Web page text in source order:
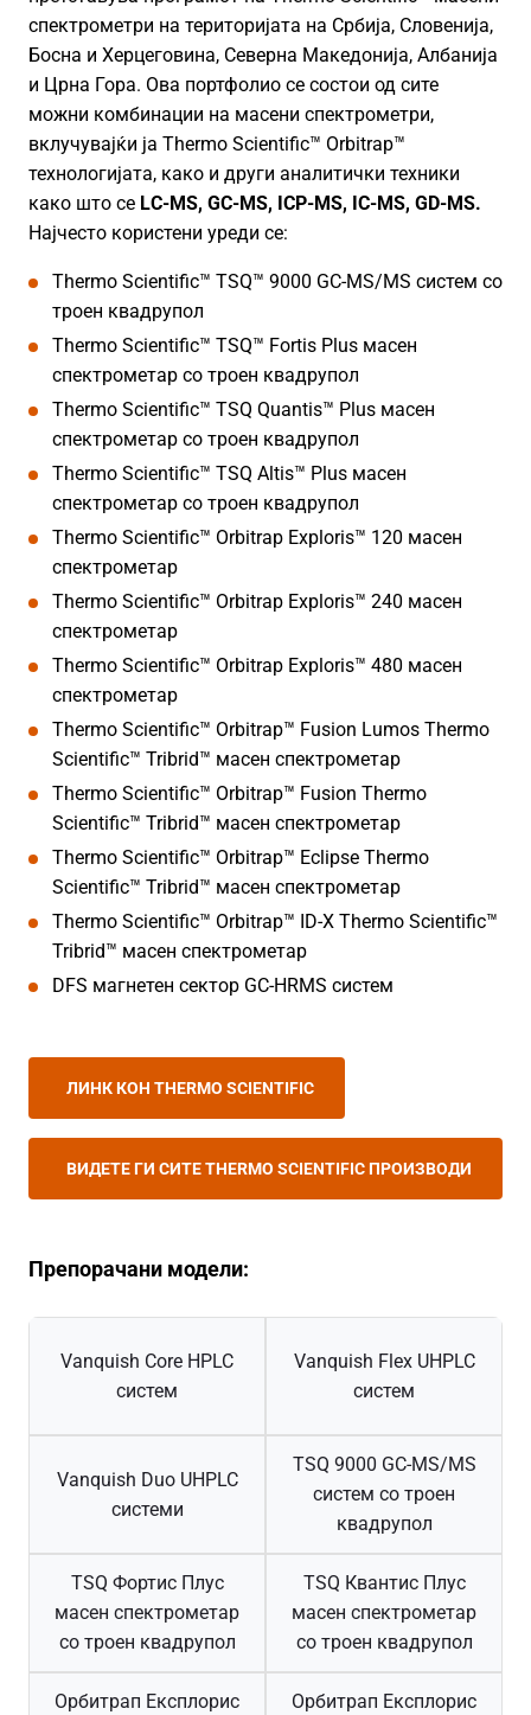
спектрометри на територијата на Србија, Словенија,
Босна и Херцеговина, Северна Македонија, Албанија
и Црна Гора. Ова портфолио се состои од сите
можни комбинации на масени спектрометри,
вклучувајќи ја Thermo Scientific™ Orbitrap™
технологијата, како и други аналитички техники
како што се LC-MS, GC-MS, ICP-MS, IC-MS, GD-MS.
Најчесто користени уреди се:
Thermo Scientific™ TSQ™ 9000 GC-MS/MS систем со
троен квадрупол
Thermo Scientific™ TSQ™ Fortis Plus масен
спектрометар со троен квадрупол
Thermo Scientific™ TSQ Quantis™ Plus масен
спектрометар со троен квадрупол
Thermo Scientific™ TSQ Altis™ Plus масен
спектрометар со троен квадрупол
Thermo Scientific™ Orbitrap Exploris™ 120 масен
спектрометар
Thermo Scientific™ Orbitrap Exploris™ 240 масен
спектрометар
Thermo Scientific™ Orbitrap Exploris™ 480 масен
спектрометар
Thermo Scientific™ Orbitrap™ Fusion Lumos Thermo
Scientific™ Tribrid™ масен спектрометар
Thermo Scientific™ Orbitrap™ Fusion Thermo
Scientific™ Tribrid™ масен спектрометар
Thermo Scientific™ Orbitrap™ Eclipse Thermo
Scientific™ Tribrid™ масен спектрометар
Thermo Scientific™ Orbitrap™ ID-X Thermo Scientific™
Tribrid™ масен спектрометар
DFS магнетен сектор GC-HRMS систем
ЛИНК КОН THERMO SCIENTIFIC
ВИДЕТЕ ГИ СИТЕ THERMO SCIENTIFIC ПРОИЗВОДИ
Препорачани модели:
Vanquish Core HPLC
систем
Vanquish Flex UHPLC
систем
Vanquish Duo UHPLC
системи
TSQ 9000 GC-MS/MS
систем со троен
квадрупол
TSQ Фортис Плус
масен спектрометар
со троен квадрупол
TSQ Квантис Плус
масен спектрометар
со троен квадрупол
Орбитрап Експлорис
Орбитрап Експлорис